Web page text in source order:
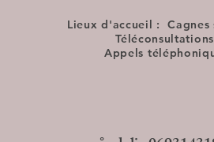
Lieux d'accueil :Cagnes
Téléconsultations
Appels